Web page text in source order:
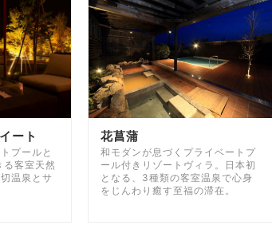
ート
プールと
る客室天然
温泉とサ
花菖蒲
和モダンが息づくプライベートプ
ール付きリゾートヴィラ。日本初
となる、3種類の客室温泉で心身
をじんわり癒す至福の滞在。